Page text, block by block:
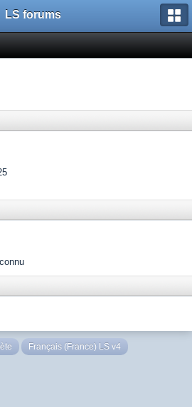
LS forums
Français (France) LS v4